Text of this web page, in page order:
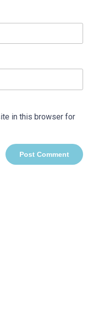
in this browser for